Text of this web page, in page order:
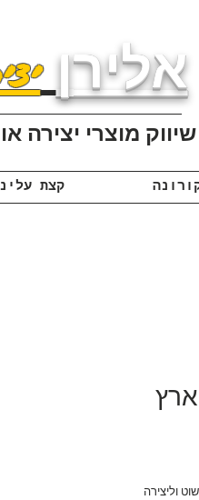
אלירן
שיווק מוצרי יצירה אומנות
קצת
וליצירה